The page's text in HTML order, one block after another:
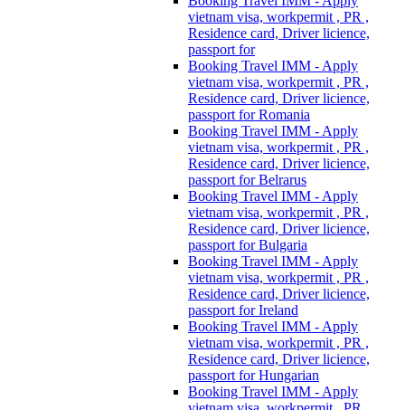
vietnam visa, workpermit , PR ,
Residence card, Driver licience,
passport for
Booking Travel IMM - Apply
vietnam visa, workpermit , PR ,
Residence card, Driver licience,
passport for Romania
Booking Travel IMM - Apply
vietnam visa, workpermit , PR ,
Residence card, Driver licience,
passport for Belrarus
Booking Travel IMM - Apply
vietnam visa, workpermit , PR ,
Residence card, Driver licience,
passport for Bulgaria
Booking Travel IMM - Apply
vietnam visa, workpermit , PR ,
Residence card, Driver licience,
passport for Ireland
Booking Travel IMM - Apply
vietnam visa, workpermit , PR ,
Residence card, Driver licience,
passport for Hungarian
Booking Travel IMM - Apply